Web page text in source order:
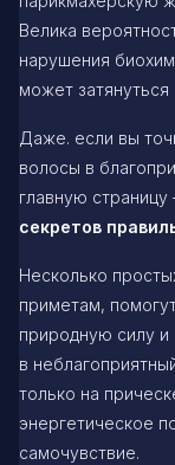
Велика
нарушения
может затянуться
Даже. если вы
волосы в
главную
секретов
Несколько
приметам,
природную силу и
в
только на
энергетическое
самочувствие.